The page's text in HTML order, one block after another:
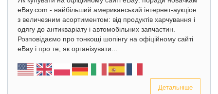
eBay.com - найбільший американський інтернет-аукціон
з величезним асортиментом: від продуктів харчування і
одягу до антикваріату і автомобільних запчастин.
Розповідаємо про тонкощі шопінгу на офіційному сайті
eBay і про те, як організувати...
Детальніше